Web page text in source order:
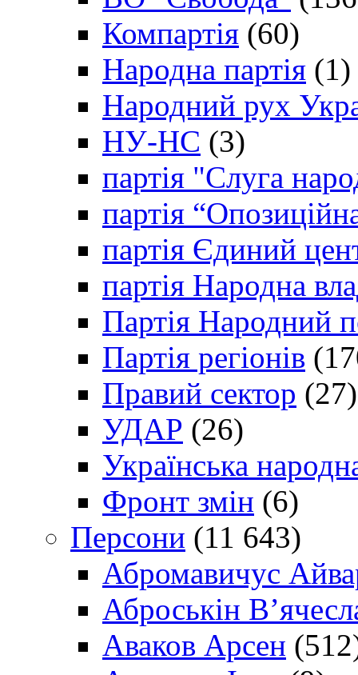
Компартія (60)
Народна партія (1)
Народний рух
НУ-НС (3)
партія "Слуга
партія
партія Єдиний
партія Народна
Партія Народний
Партія регіонів
Правий сектор (27)
УДАР (26)
Українська
Фронт змін (6)
Персони (11 643)
Абромавичус
Аброськін
Аваков Арсен